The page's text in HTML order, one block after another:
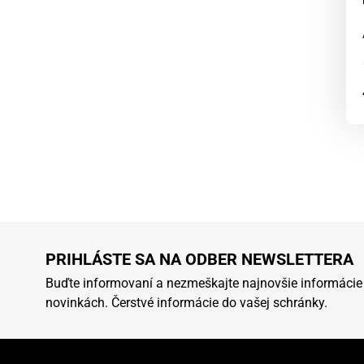
PRIHLÁSTE SA NA ODBER NEWSLETTERA
Buďte informovaní a nezmeškajte najnovšie
novinkách. Čerstvé informácie do vašej schránky.